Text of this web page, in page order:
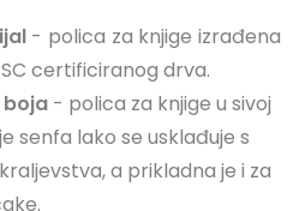
- polica za knjige izrađena
certificiranog drva.
boja - polica za knjige u sivoj
senfa lako se usklađuje s
a prikladna je i za